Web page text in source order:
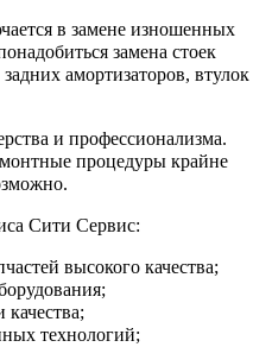
в замене изношенных
замена стоек
амортизаторов, втулок
и профессионализма.
процедуры крайне
Сити Сервис:
высокого качества;
качества;
технологий;